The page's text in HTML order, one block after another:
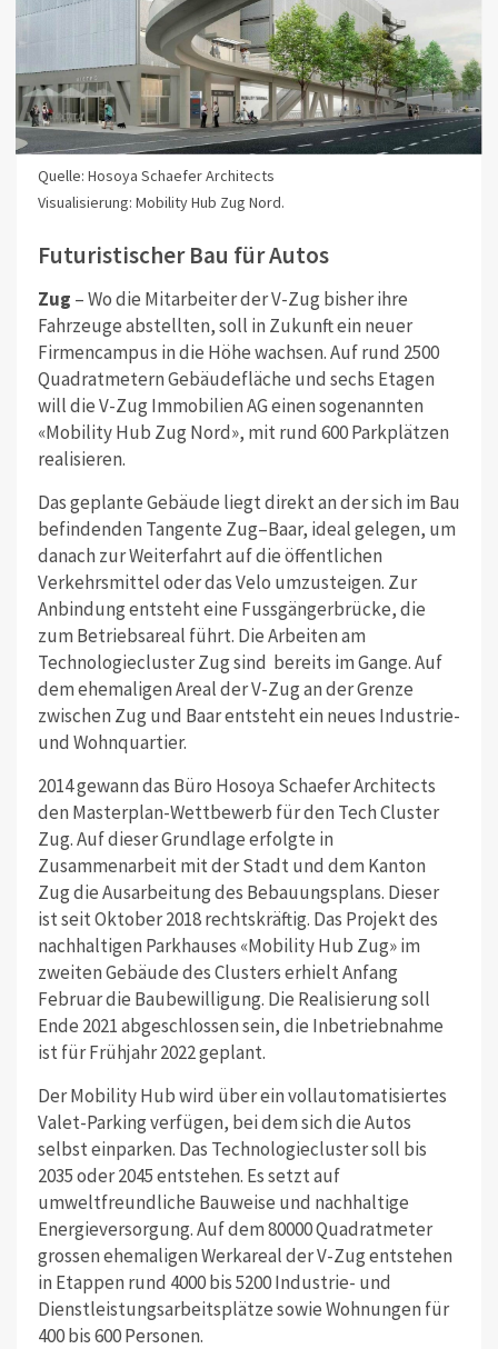
Quelle: Hosoya Schaefer Architects
Visualisierung: Mobility Hub Zug Nord.
Futuristischer Bau für Autos
Zug – Wo die Mitarbeiter der V-Zug bisher ihre
Fahrzeuge abstellten, soll in Zukunft ein neuer
Firmencampus in die Höhe wachsen. Auf rund 2500
Quadratmetern Gebäudefläche und sechs Etagen
will die V-Zug Immobilien AG einen sogenannten
«Mobility Hub Zug Nord», mit rund 600 Parkplätzen
realisieren.
Das geplante Gebäude liegt direkt an der sich im Bau
befindenden Tangente Zug–Baar, ideal gelegen, um
danach zur Weiterfahrt auf die öffentlichen
Verkehrsmittel oder das Velo umzusteigen. Zur
Anbindung entsteht eine Fussgängerbrücke, die
zum Betriebsareal führt. Die Arbeiten am
Technologiecluster Zug sind bereits im Gange. Auf
dem ehemaligen Areal der V-Zug an der Grenze
zwischen Zug und Baar entsteht ein neues Industrie-
und Wohnquartier.
2014 gewann das Büro Hosoya Schaefer Architects
den Masterplan-Wettbewerb für den Tech Cluster
Zug. Auf dieser Grundlage erfolgte in
Zusammenarbeit mit der Stadt und dem Kanton
Zug die Ausarbeitung des Bebauungsplans. Dieser
ist seit Oktober 2018 rechtskräftig. Das Projekt des
nachhaltigen Parkhauses «Mobility Hub Zug» im
zweiten Gebäude des Clusters erhielt Anfang
Februar die Baubewilligung. Die Realisierung soll
Ende 2021 abgeschlossen sein, die Inbetriebnahme
ist für Frühjahr 2022 geplant.
Der Mobility Hub wird über ein vollautomatisiertes
Valet-Parking verfügen, bei dem sich die Autos
selbst einparken. Das Technologiecluster soll bis
2035 oder 2045 entstehen. Es setzt auf
umweltfreundliche Bauweise und nachhaltige
Energieversorgung. Auf dem 80000 Quadratmeter
grossen ehemaligen Werkareal der V-Zug entstehen
in Etappen rund 4000 bis 5200 Industrie- und
Dienstleistungsarbeitsplätze sowie Wohnungen für
400 bis 600 Personen.